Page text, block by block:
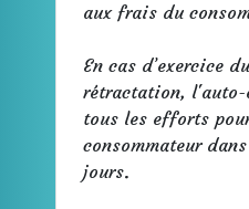
aux frais du
En cas d’exercice
rétractation, l'auto-
tous les efforts
consommateur
jours.